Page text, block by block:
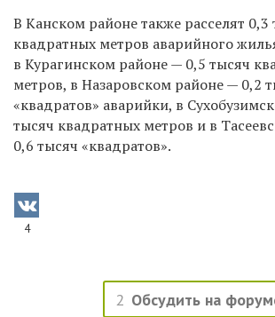
В Канском районе также расселят 0,3
квадратных метров аварийного
в Курагинском районе — 0,5 тысяч
метров, в Назаровском районе — 0,2
«квадратов» аварийки, в
тысяч квадратных метров и в
0,6 тысяч «квадратов».
4
2 Обсудить на